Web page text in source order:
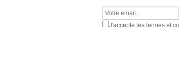
J'accepte les termes et